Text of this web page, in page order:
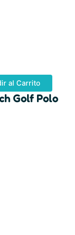
al Carrito
Golf Polo